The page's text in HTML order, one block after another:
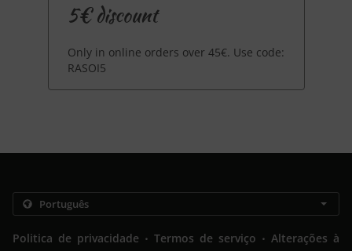
5€ discount
Only in online orders over 45€. Use code:
RASOI5
Politica de privacidade . Termos de serviço . Alterações à